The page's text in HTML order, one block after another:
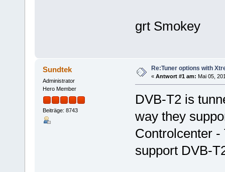
grt Smokey
Sundtek
Administrator
Hero Member
Beiträge: 8743
Re:Tuner options with
« Antwort #1 am: Mai 05,
DVB-T2 is
way they
Controlcenter
support DVB-